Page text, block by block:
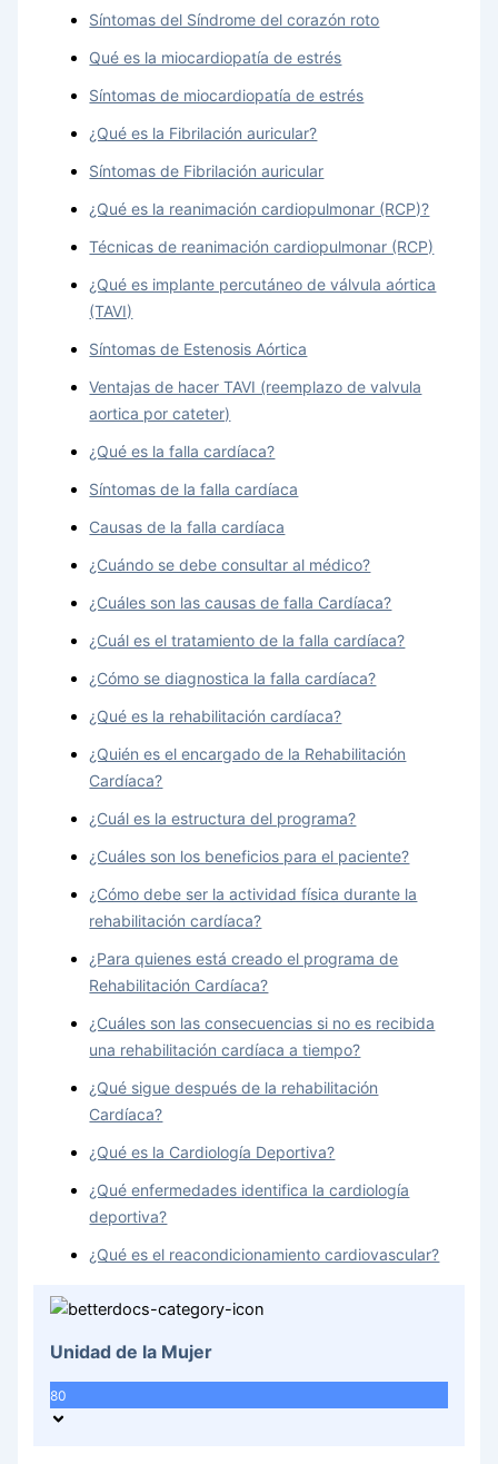
Síntomas del Síndrome del corazón roto
Qué es la miocardiopatía de estrés
Síntomas de miocardiopatía de estrés
¿Qué es la Fibrilación auricular?
Síntomas de Fibrilación auricular
¿Qué es la reanimación cardiopulmonar (RCP)?
Técnicas de reanimación cardiopulmonar (RCP)
¿Qué es implante percutáneo de válvula aórtica
(TAVI)
Síntomas de Estenosis Aórtica
Ventajas de hacer TAVI (reemplazo de valvula
aortica por cateter)
¿Qué es la falla cardíaca?
Síntomas de la falla cardíaca
Causas de la falla cardíaca
¿Cuándo se debe consultar al médico?
¿Cuáles son las causas de falla Cardíaca?
¿Cuál es el tratamiento de la falla cardíaca?
¿Cómo se diagnostica la falla cardíaca?
¿Qué es la rehabilitación cardíaca?
¿Quién es el encargado de la Rehabilitación
Cardíaca?
¿Cuál es la estructura del programa?
¿Cuáles son los beneficios para el paciente?
¿Cómo debe ser la actividad física durante la
rehabilitación cardíaca?
¿Para quienes está creado el programa de
Rehabilitación Cardíaca?
¿Cuáles son las consecuencias si no es recibida
una rehabilitación cardíaca a tiempo?
¿Qué sigue después de la rehabilitación
Cardíaca?
¿Qué es la Cardiología Deportiva?
¿Qué enfermedades identifica la cardiología
deportiva?
¿Qué es el reacondicionamiento cardiovascular?
Unidad de la Mujer
80